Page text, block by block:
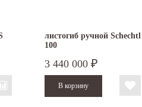
листогиб ручной
100
3 440 000 ₽